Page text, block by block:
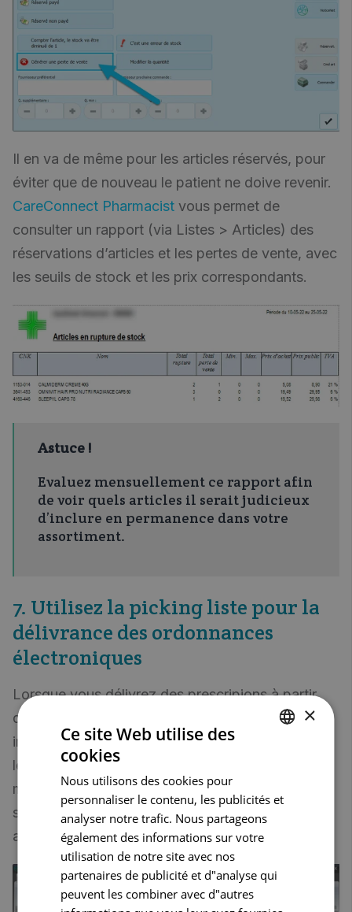
Il en va de même pour les articles réservés, pour
éviter que de nouveau le patient ne doive revenir.
CareConnect Pharmacist vous permet de
consulter un rapport (via Listes > Articles) des
réservations d’articles et les pertes de vente, avec
les seuils de stock et les prix correspondants.
Astuce !
Evaluez mensuellement ce rapport afin
de voir quels articles il serait judicieux
d’inclure en permanence dans votre
assortiment.
7. Utilisez la picking liste pour la
délivrance des ordonnances
électroniques
Lorsque vous délivrez des prescripions à partir
des prescriptions disponibles via Recip-e,
imprimez une liste de picking pour aller chercher
les produits dans vos tiroirs. Seuls les
médicaments des ordonnances que vous avez
sélectionnées sont répertoriés par ordre
alphabétique sur un ticket.
×
Ce site Web utilise des
cookies
Nous utilisons des cookies pour
personnaliser le contenu, les publicités et
analyser notre trafic. Nous partageons
également des informations sur votre
utilisation de notre site avec nos
partenaires de publicité et d"analyse qui
peuvent les combiner avec d"autres